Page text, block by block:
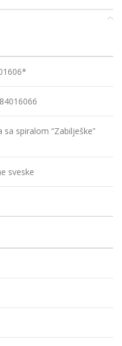
sa spiralom “Zabilješke”
sveske